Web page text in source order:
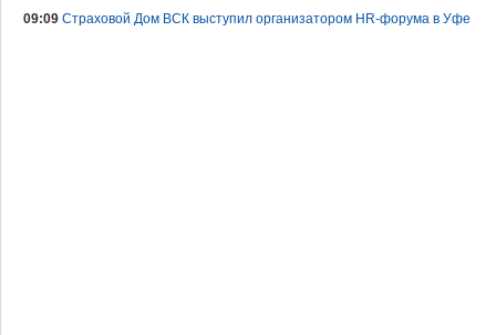
09:09 Страховой Дом ВСК выступил организатором HR-форума в Уфе